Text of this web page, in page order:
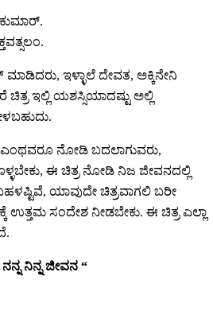
ಮಾಡಿದರು, ಇಳ್ಳಾಲೆ ದೇವತ, ಅಕ್ಕಿನೇನಿ
ಇಲ್ಲಿ ಯಶಸ್ಸಿಯಾದಷ್ಟು ಅಲ್ಲಿ
ಎಂಥವರೂ ನೋಡಿ ಬದಲಾಗುವರು,
ಈ ಚಿತ್ರ ನೋಡಿ ನಿಜ ಜೀವನದಲ್ಲಿ
ಯಾವುದೇ ಚಿತ್ರವಾಗಲಿ ಬರೀ
ಉತ್ತಮ ಸಂದೇಶ ನೀಡಬೇಕು. ಈ ಚಿತ್ರ ಎಲ್ಲಾ
ನಿನ್ನ ಜೀವನ “